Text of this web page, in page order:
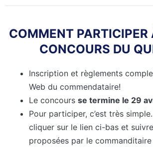
COMMENT PARTICIPER
CONCOURS DU
Inscription et règlements
Web du commendataire!
Le concours se termine le 29
Pour participer, c’est très
cliquer sur le lien ci-bas et
proposées par le